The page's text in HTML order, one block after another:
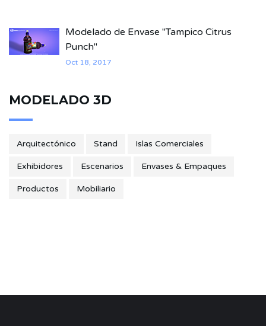
Modelado de Envase "Tampico Citrus
Punch"
Oct 18, 2017
MODELADO 3D
Arquitectónico Stand Islas Comerciales
Exhibidores Escenarios Envases & Empaques
Productos Mobiliario